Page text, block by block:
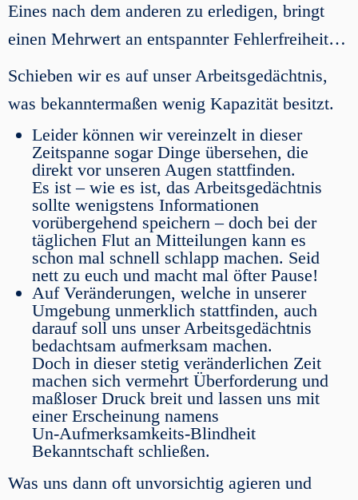
Eines nach dem anderen zu erledigen, bringt
einen Mehrwert an entspannter Fehlerfreiheit…
Schieben wir es auf unser Arbeitsgedächtnis,
was bekanntermaßen wenig Kapazität besitzt.
Leider können wir vereinzelt in dieser
Zeitspanne sogar Dinge übersehen, die
direkt vor unseren Augen stattfinden.
Es ist – wie es ist, das Arbeitsgedächtnis
sollte wenigstens Informationen
vorübergehend speichern – doch bei der
täglichen Flut an Mitteilungen kann es
schon mal schnell schlapp machen. Seid
nett zu euch und macht mal öfter Pause!
Auf Veränderungen, welche in unserer
Umgebung unmerklich stattfinden, auch
darauf soll uns unser Arbeitsgedächtnis
bedachtsam aufmerksam machen.
Doch in dieser stetig veränderlichen Zeit
machen sich vermehrt Überforderung und
maßloser Druck breit und lassen uns mit
einer Erscheinung namens
Un-Aufmerksamkeits-Blindheit
Bekanntschaft schließen.
Was uns dann oft unvorsichtig agieren und